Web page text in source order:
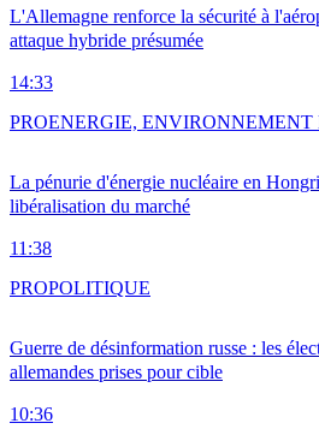
L'Allemagne renforce la sécurité à
attaque hybride présumée
14:33
La pénurie d'énergie nucléaire en
libéralisation du marché
11:38
PROENERGIE, ENVIRONNEMENT
Guerre de désinformation russe : les
allemandes prises pour cible
10:36
PROPOLITIQUE